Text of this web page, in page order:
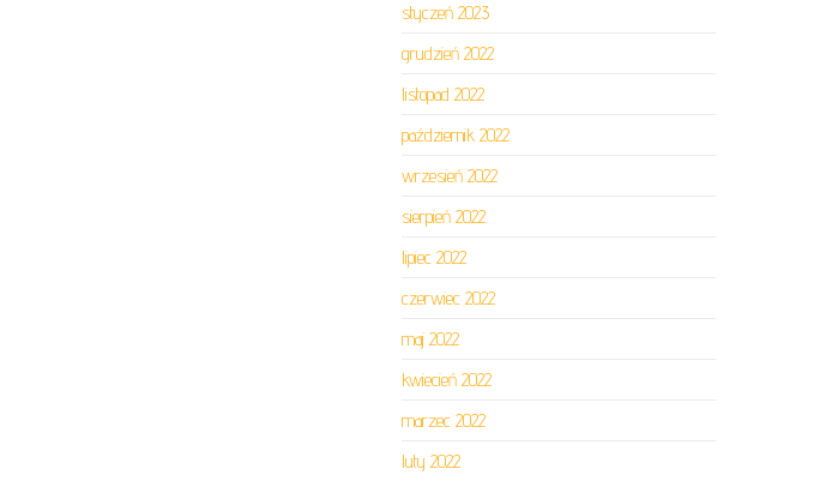
styczeń 2023
grudzień 2022
listopad 2022
październik 2022
wrzesień 2022
sierpień 2022
lipiec 2022
czerwiec 2022
maj 2022
kwiecień 2022
marzec 2022
luty 2022